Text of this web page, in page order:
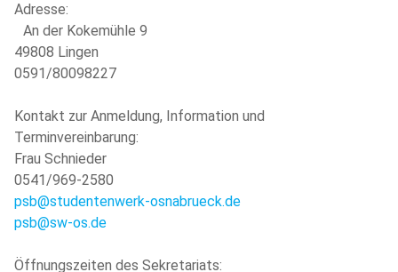
Adresse:
An der Kokemühle 9
49808 Lingen
0591/80098227
Kontakt zur Anmeldung, Information und
Terminvereinbarung:
Frau Schnieder
0541/969-2580
psb@studentenwerk-osnabrueck.de
psb@sw-os.de
Öffnungszeiten des Sekretariats: